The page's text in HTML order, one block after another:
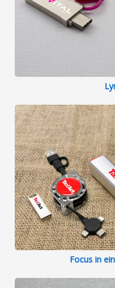
Focus in